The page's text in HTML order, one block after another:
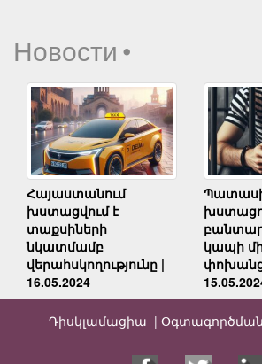
Новости•
Հայաստանում
խստացվում է
տաքսիների
նկատմամբ
վերահսկողությունը |
16.05.2024
կապի
Դիսկլամացիա |